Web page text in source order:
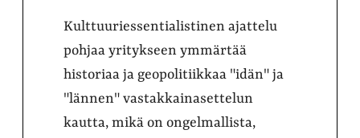
Kulttuuriessentialistinen ajattelu
pohjaa yritykseen ymmärtää
historiaa ja geopolitiikkaa "idän" ja
"lännen" vastakkainasettelun
kautta, mikä on ongelmallista,